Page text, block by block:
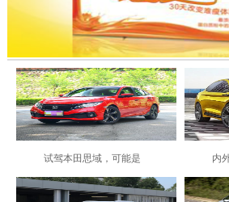
试驾本田思域，可能是 内